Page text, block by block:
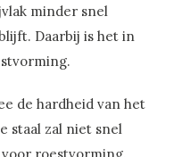
minder snel
Daarbij is het in
de hardheid van het
staal zal niet snel